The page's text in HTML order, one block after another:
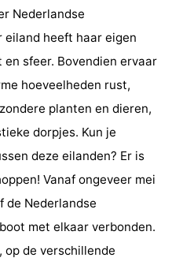
Nederlandse
eiland heeft haar eigen
sfeer. Bovendien ervaar
hoeveelheden rust,
planten en dieren,
dorpjes. Kun je
deze eilanden? Er is
Vanaf ongeveer mei
de Nederlandse
met elkaar verbonden.
op de verschillende